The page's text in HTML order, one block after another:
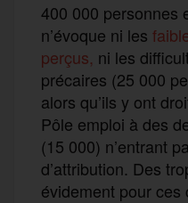
400 000 personnes
n’évoque ni les
perçus, ni les
précaires (25 000
alors qu’ils y ont
Pôle emploi à des
(15 000) n’entrant
d’attribution. Des
évidement pour ces